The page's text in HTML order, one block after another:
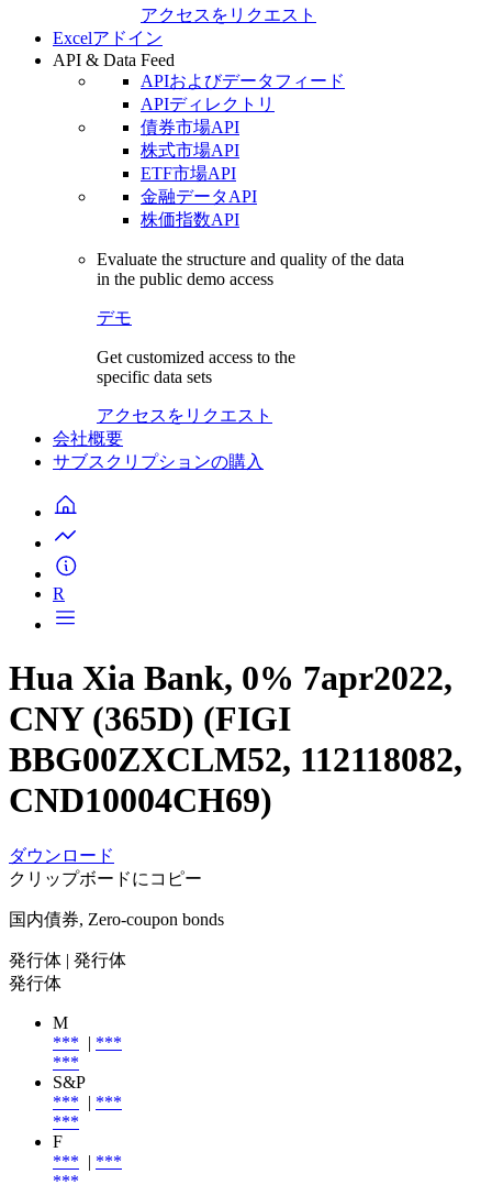
アクセスをリクエスト
Excelアドイン
API & Data Feed
APIおよびデータフィード
APIディレクトリ
債券市場API
株式市場API
ETF市場API
金融データAPI
株価指数API
Evaluate the structure and quality of the data
in the public demo access
デモ
Get customized access to the
specific data sets
アクセスをリクエスト
会社概要
サブスクリプションの購入
R
Hua Xia Bank, 0% 7apr2022,
CNY (365D) (FIGI
BBG00ZXCLM52, 112118082,
CND10004CH69)
ダウンロード
クリップボードにコピー
国内債券, Zero-coupon bonds
発行体 | 発行体
発行体
M
*** | ***
***
S&P
*** | ***
***
F
*** | ***
***